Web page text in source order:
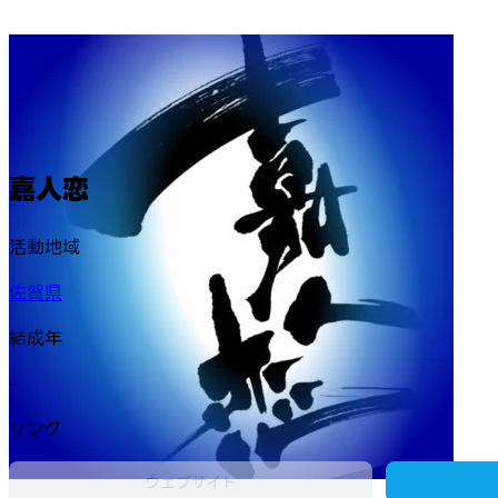
嘉人恋
活動地域
佐賀県
結成年
-
リンク
ウェブサイト